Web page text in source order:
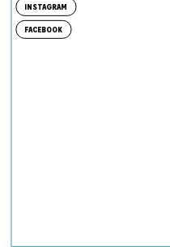
INSTAGRAM
FACEBOOK